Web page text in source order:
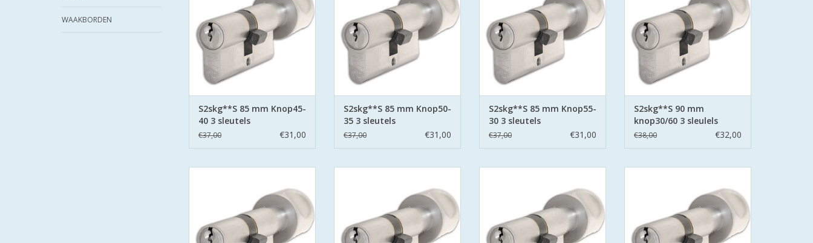
WAAKBORDEN
S2 staat voor safe en secure met
boor belemmering aan beide
zijden hard stalen pinnen.
TOEVOEGEN AAN WINKELWAGEN
S2skg**S 85 mm Knop45-
40 3 sleutels
€37,00 €31,00
S2 staat voor safe en secure met
boor belemmering aan beide
zijden hard stalen pinnen.
TOEVOEGEN AAN WINKELWAGEN
S2skg**S 85 mm Knop50-
35 3 sleutels
€37,00 €31,00
S2 staat voor safe en secure met
boor belemmering aan beide
zijden hard stalen pinnen.
TOEVOEGEN AAN WINKELWAGEN
S2skg**S 85 mm Knop55-
30 3 sleutels
€37,00 €31,00
S2 staat voor safe en secure met
boor belemmering aan beide
zijden hard stalen pinnen.
TOEVOEGEN AAN WINKELWAGEN
S2skg**S 90 mm
knop30/60 3 sleulels
€38,00 €32,00
Keurmerk Veilig Wonen.
S2 staat voor safe en secure met
boor belemmering aan beide
zijden hard stalen pinnen.
Keurmerk Veilig Wonen.
S2 staat voor safe en secure met
boor belemmering aan beide
zijden hard stalen pinnen.
Keurmerk Veilig Wonen.
S2 staat voor safe en secure met
boor belemmering aan beide
zijden hard stalen pinnen.
Keurmerk Veilig Wonen.
S2 staat voor safe en secure met
boor belemmering aan beide
zijden hard stalen pinnen.